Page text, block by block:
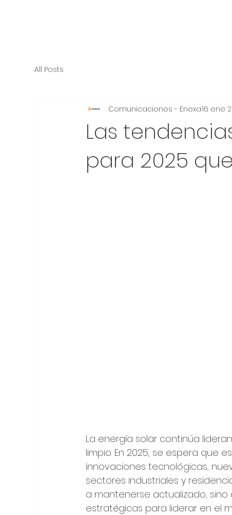
All Posts
Las
para 2025
Comunicaciones - Enexa16 ene
La energía solar continúa
limpio. En 2025, se espera que
innovaciones tecnológicas,
sectores industriales y
a mantenerse actualizado,
estratégicas para liderar en el